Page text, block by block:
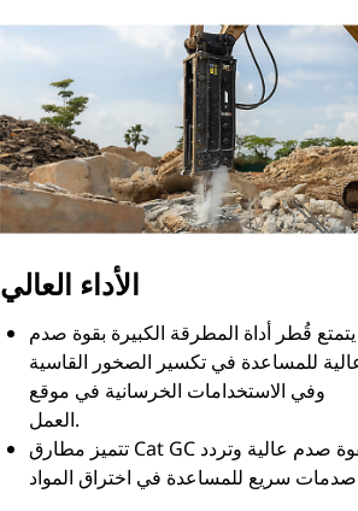
الأداء العالي
يتمتع قُطر أداة المطرقة الكبيرة بقوة صدم
للمساعدة في تكسير الصخور القاسية
وفي الاستخدامات الخرسانية في موقع
العمل.
تتميز مطارق Cat GC بقوة صدم عالية وتردد
صدمات سريع للمساعدة في اختراق المواد